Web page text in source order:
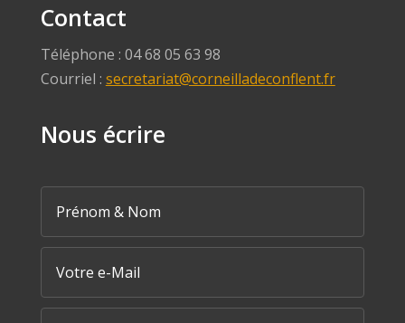
Contact
Téléphone : 04 68 05 63 98
Courriel : secretariat@corneilladeconflent.fr
Nous écrire